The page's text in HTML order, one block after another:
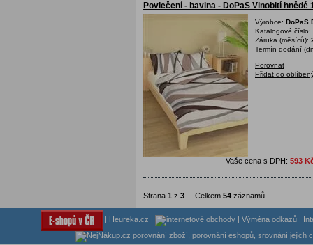
Povlečení - bavlna - DoPaS Vlnobití hnědé
Výrobce: DoPaS
Katalogové číslo:
Záruka (měsíců):
Termín dodání
Porovnat
Přidat do
Vaše cena s DPH: 593
Strana 1 z 3 Celkem 54 záznamů
Heureka.cz Výměna odkazů